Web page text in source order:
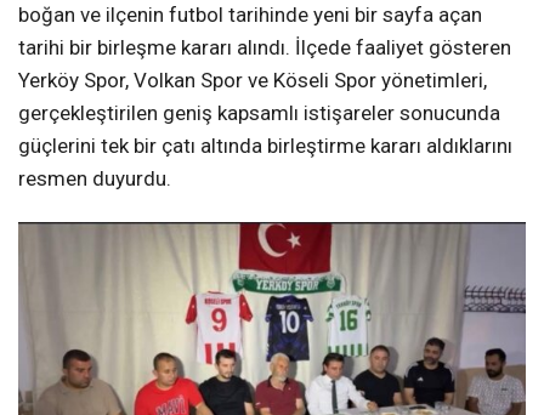
boğan ve ilçenin futbol tarihinde yeni bir sayfa açan
tarihi bir birleşme kararı alındı. İlçede faaliyet gösteren
Yerköy Spor, Volkan Spor ve Köseli Spor yönetimleri,
gerçekleştirilen geniş kapsamlı istişareler sonucunda
güçlerini tek bir çatı altında birleştirme kararı aldıklarını
resmen duyurdu.